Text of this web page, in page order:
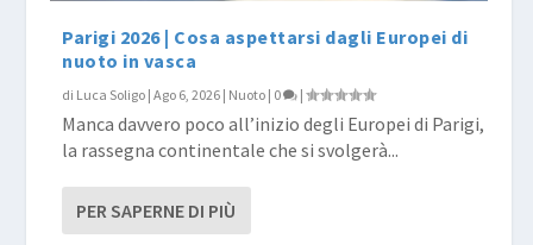
Parigi 2026 | Cosa aspettarsi dagli Europei di
nuoto in vasca
di Luca Soligo |Ago 6, 2026 | Nuoto | 0 |
Manca davvero poco all’inizio degli Europei di Parigi,
la rassegna continentale che si svolgerà...
PER SAPERNE DI PIÙ